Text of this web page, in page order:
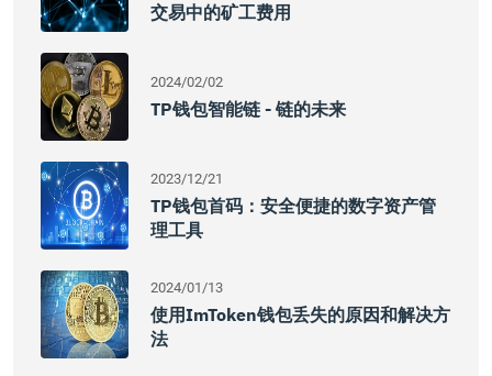
交易中的矿工费用
2024/02/02
TP钱包智能链 - 链的未来
2023/12/21
TP钱包首码：安全便捷的数字资产管
理工具
2024/01/13
使用imToken钱包丢失的原因和解决方
法